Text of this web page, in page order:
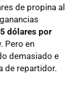
de propina al
dólares por
Pero en
demasiado e
de repartidor.